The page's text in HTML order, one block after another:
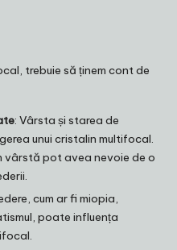
trebuie să ținem cont de
: Vârsta și starea de
unui cristalin multifocal.
vârstă pot avea nevoie de o
cum ar fi miopia,
poate influența